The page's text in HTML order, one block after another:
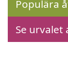
Populära
Se